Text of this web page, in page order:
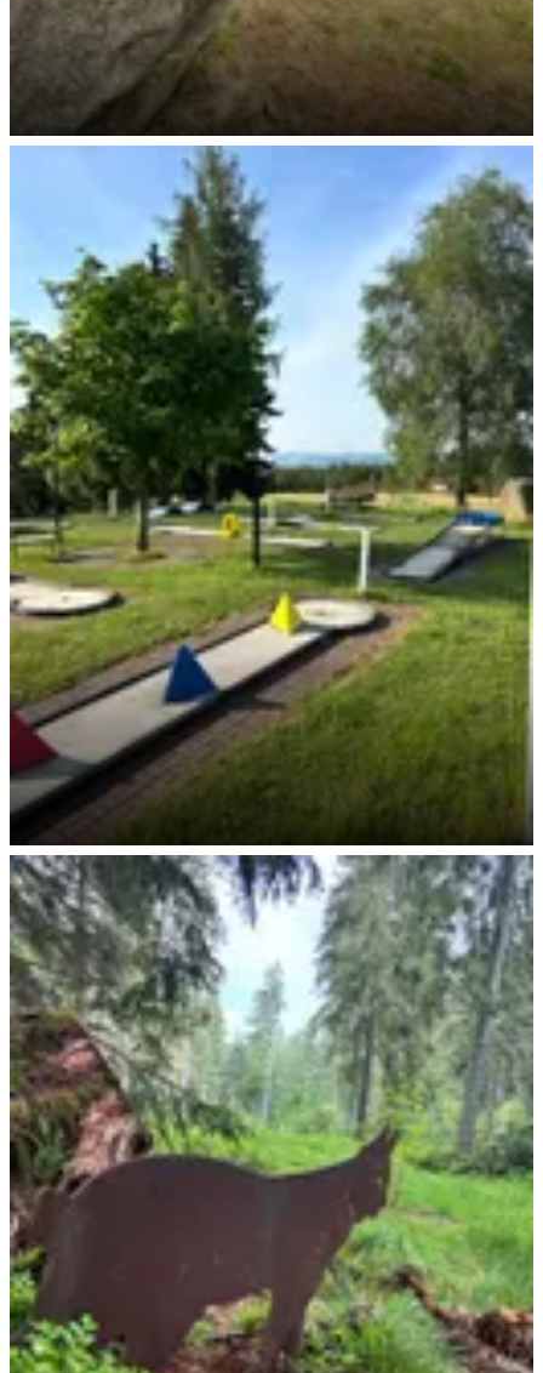
Minigolf mit Ausblick